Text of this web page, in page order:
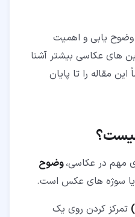
وضوح یابی و اهمیت
های عکاسی بیشتر آشنا
مقاله را تا پایان
مهم در عکاسی،وضوح
یا سوژه های عکس است.
تمرکز کردن روی یک